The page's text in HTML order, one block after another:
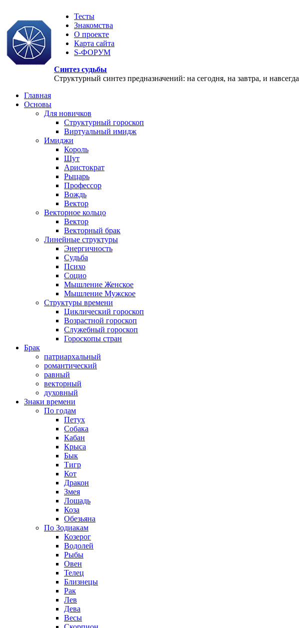
Тесты
Знакомства
О проекте
Карта сайта
S-ФОРУМ
Синтез судьбы
Структурный синтез предназначений: на сегодня, на завтра, и навсегда
Главная
Основы
Для новичков
Структурный гороскоп
Виртуальный имидж
Имиджи
Король
Шут
Аристократ
Рыцарь
Профессор
Вождь
Вектор
Векторное кольцо
Вектор
Векторный брак
Линейные структуры
Энергичность
Судьба
Психо
Социо
Мышление Женское
Мышление Мужское
Структуры времени
Циклический гороскоп
Возрастной гороскоп
Служебный гороскоп
Гороскопы стран
Брак
патриархальный
романтический
равный
векторный
духовный
Знаки времени
По годам
Петух
Собака
Кабан
Крыса
Бык
Тигр
Кот
Дракон
Змея
Лошадь
Коза
Обезьяна
По Зодиакам
Козерог
Водолей
Рыбы
Овен
Телец
Близнецы
Рак
Лев
Дева
Весы